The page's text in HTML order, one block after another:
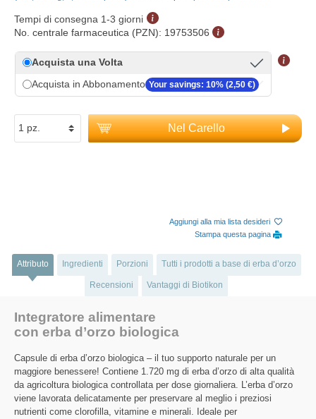
Tempi di consegna 1-3 giorni
No. centrale farmaceutica (PZN): 19753506
Acquista una Volta
Acquista in Abbonamento Your savings: 10% (2,50 €)
Nel Carello
Aggiungi alla mia lista desideri
Stampa questa pagina
Attributo Ingredienti Porzioni Tutti i prodotti a base di erba d’orzo
Recensioni Vantaggi di Biotikon
Integratore alimentare
con erba d’orzo biologica
Capsule di erba d’orzo biologica – il tuo supporto naturale per un
maggiore benessere! Contiene 1.720 mg di erba d’orzo di alta qualità
da agricoltura biologica controllata per dose giornaliera. L’erba d’orzo
viene lavorata delicatamente per preservare al meglio i preziosi
nutrienti come clorofilla, vitamine e minerali. Ideale per